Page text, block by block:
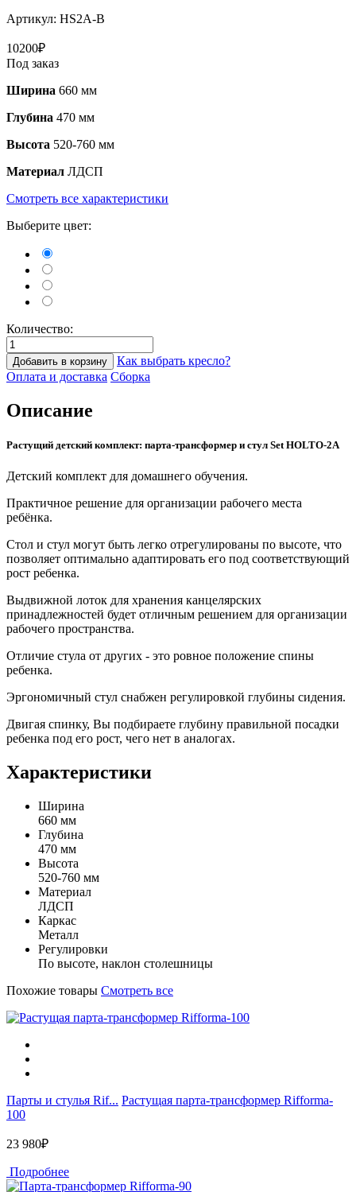
Артикул: HS2A-B
10200₽
Под заказ
Ширина 660 мм
Глубина 470 мм
Высота 520-760 мм
Материал ЛДСП
Смотреть все характеристики
Выберите цвет:
Количество:
Добавить в корзину
Как выбрать кресло?
Оплата и доставка Сборка
Описание
Растущий детский комплект: парта-трансформер и стул Set HOLTO-2А
Детский комплект для домашнего обучения.
Практичное решение для организации рабочего места
ребёнка.
Стол и стул могут быть легко отрегулированы по высоте, что
позволяет оптимально адаптировать его под соответствующий
рост ребенка.
Выдвижной лоток для хранения канцелярских
принадлежностей будет отличным решением для организации
рабочего пространства.
Отличие стула от других - это ровное положение спины
ребенка.
Эргономичный стул снабжен регулировкой глубины сидения.
Двигая спинку, Вы подбираете глубину правильной посадки
ребенка под его рост, чего нет в аналогах.
Характеристики
Ширина
660 мм
Глубина
470 мм
Высота
520-760 мм
Материал
ЛДСП
Каркас
Металл
Регулировки
По высоте, наклон столешницы
Похожие товары Смотреть все
Парты и стулья Rif... Растущая парта-трансформер Rifforma-
100
23 980₽
Подробнее